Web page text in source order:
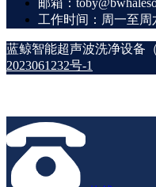
邮箱：
工作时间：周一至周
蓝鲸智能超声波洗净设备
2023061232号-1